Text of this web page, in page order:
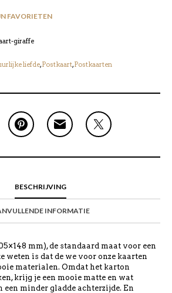
FAVORIETEN
giraffe
liefde,Postkaart,Postkaarten
BESCHRIJVING
INFORMATIE
mm), de standaard maat voor een
weten is dat de we voor onze kaarten
materialen. Omdat het karton
krijg je een mooie matte en wat
een minder gladde achterzijde. En